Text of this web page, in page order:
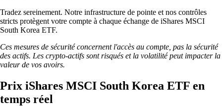
Tradez sereinement. Notre infrastructure de pointe et nos contrôles
stricts protègent votre compte à chaque échange de iShares MSCI
South Korea ETF.
Ces mesures de sécurité concernent l'accès au compte, pas la sécurité
des actifs. Les crypto-actifs sont risqués et la volatilité peut impacter la
valeur de vos avoirs.
Prix iShares MSCI South Korea ETF en
temps réel